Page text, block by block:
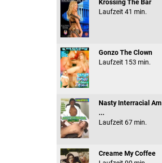
Krossing The Bar
Laufzeit 41 min.
Gonzo The Clown
Laufzeit 153 min.
Nasty Interracial Am
...
Laufzeit 67 min.
Creame My Coffee